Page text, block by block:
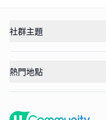
社群主題
熱門地點